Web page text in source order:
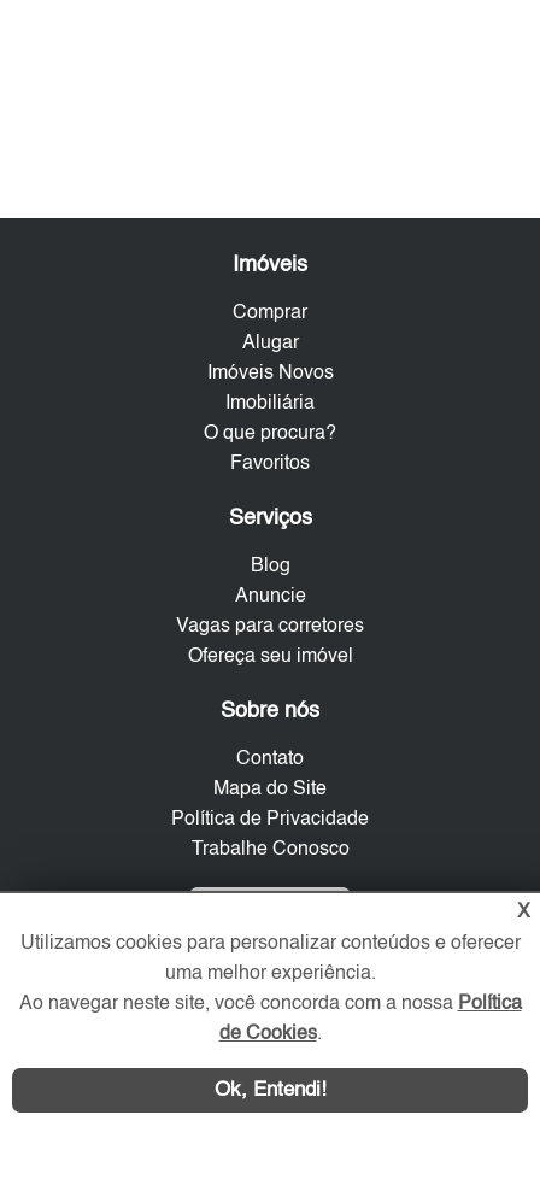
Imóveis
Comprar
Alugar
Imóveis Novos
Imobiliária
O que procura?
Favoritos
Serviços
Blog
Anuncie
Vagas para corretores
Ofereça seu imóvel
Sobre nós
Contato
Mapa do Site
Política de Privacidade
Trabalhe Conosco
Redes Sociais
X
Utilizamos cookies para personalizar conteúdos e oferecer
uma melhor experiência.
Ao navegar neste site, você concorda com a nossa Política
de Cookies.
Ok, Entendi!